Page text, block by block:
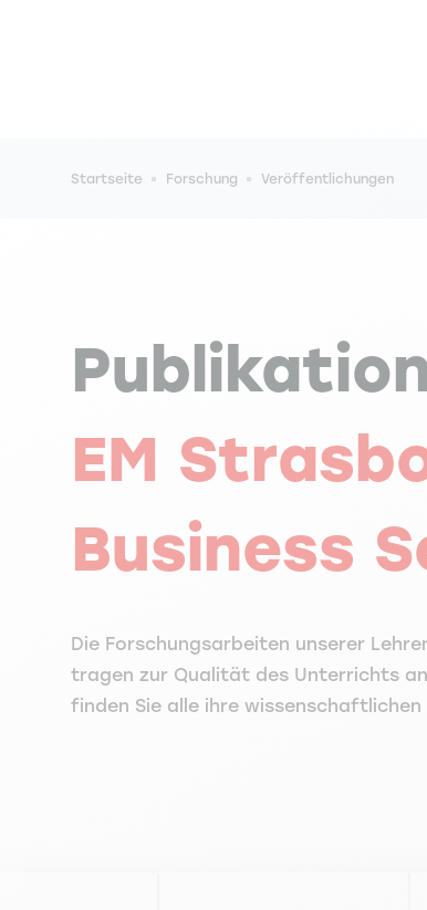
Pfadnavigation
Startseite Forschung Veröffentlichungen
EM
Business
Die Forschungsarbeiten unserer
tragen zur Qualität des Unterrichts
finden Sie alle ihre wissenschaftlichen